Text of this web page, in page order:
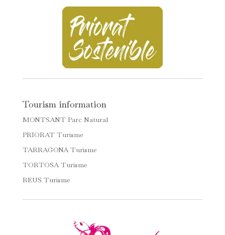
Tourism information
MONTSANT Parc Natural
PRIORAT Turisme
TARRAGONA Turisme
TORTOSA Turisme
REUS Turisme